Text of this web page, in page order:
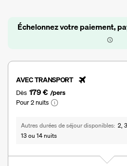
Échelonnez votre paiement,
AVEC TRANSPORT
Dès 179 € /pers
Pour 2 nuits
Autres durées de séjour disponibles 2,
13 ou 14 nuits